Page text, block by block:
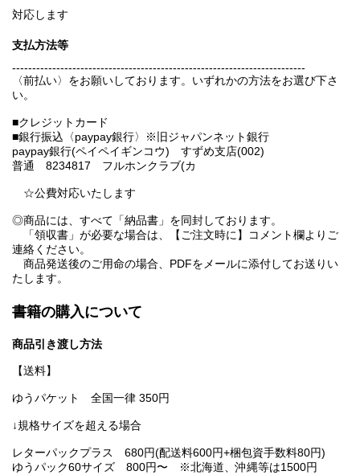
対応します
支払方法等
-------------------------------------------------------------------------
〈前払い〉をお願いしております。いずれかの方法をお選び下さ
い。
■クレジットカード
■銀行振込〈paypay銀行〉※旧ジャパンネット銀行
paypay銀行(ペイペイギンコウ) すずめ支店(002)
普通 8234817 フルホンクラブ(カ
☆公費対応いたします
◎商品には、すべて「納品書」を同封しております。
「領収書」が必要な場合は、【ご注文時に】コメント欄よりご
連絡ください。
商品発送後のご用命の場合、PDFをメールに添付してお送りい
たします。
書籍の購入について
商品引き渡し方法
【送料】
ゆうパケット 全国一律 350円
↓規格サイズを超える場合
レターパックプラス 680円(配送料600円+梱包資手数料80円)
ゆうパック60サイズ 800円〜 ※北海道、沖縄等は1500円